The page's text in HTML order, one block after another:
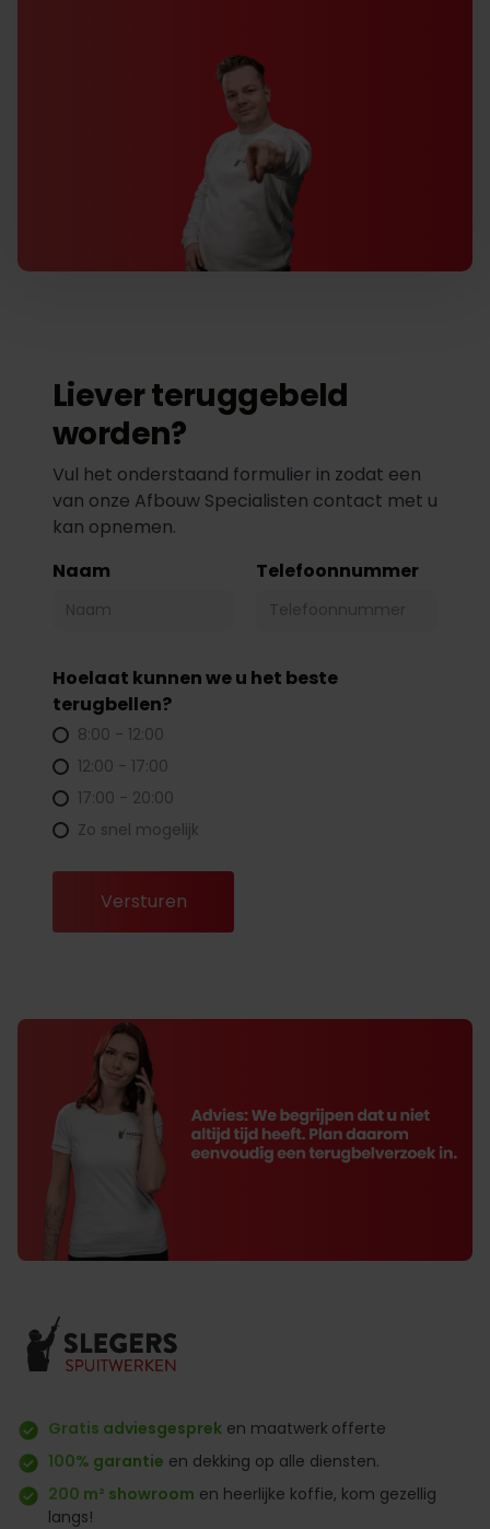
Liever teruggebeld
worden?
Vul het onderstaand formulier in zodat een
van onze Afbouw Specialisten contact met u
kan opnemen.
Naam
Telefoonnummer
Hoelaat kunnen we u het beste
terugbellen?
8:00 - 12:00
12:00 - 17:00
17:00 - 20:00
Zo snel mogelijk
Gratis adviesgesprek en maatwerk offerte
100% garantie en dekking op alle diensten.
200 m² showroom en heerlijke koffie, kom gezellig
langs!